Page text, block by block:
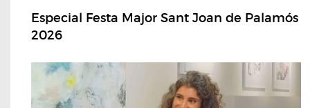
Especial Festa Major Sant Joan de Palamós
2026